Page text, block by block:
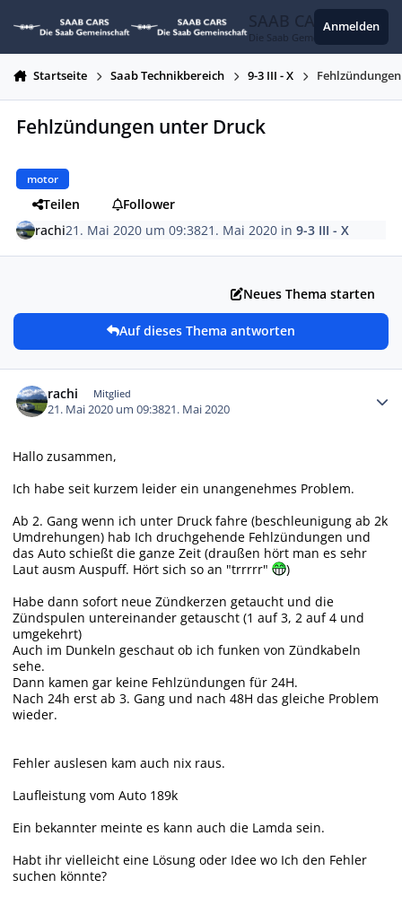
SAAB CARS
Die Saab Gemeinschaft
Anmelden
Startseite Saab Technikbereich 9-3 III - X
Fehlzündungen unter Druck
motor
Teilen
Follower
rachi21. Mai 2020 um 09:3821. Mai 2020 in9-3 III - X
Neues Thema starten
Auf dieses Thema antworten
rachi Mitglied
21. Mai 2020 um 09:3821. Mai 2020
Hallo zusammen,
Ich habe seit kurzem leider ein unangenehmes Problem.
Ab 2. Gang wenn ich unter Druck fahre (beschleunigung ab 2k
Umdrehungen) hab Ich druchgehende Fehlzündungen und
das Auto schießt die ganze Zeit (draußen hört man es sehr
Laut ausm Auspuff. Hört sich so an "trrrrr"
)
Habe dann sofort neue Zündkerzen getaucht und die
Zündspulen untereinander getauscht (1 auf 3, 2 auf 4 und
umgekehrt)
Auch im Dunkeln geschaut ob ich funken von Zündkabeln
sehe.
Dann kamen gar keine Fehlzündungen für 24H.
Nach 24h erst ab 3. Gang und nach 48H das gleiche Problem
wieder.
Fehler auslesen kam auch nix raus.
Laufleistung vom Auto 189k
Ein bekannter meinte es kann auch die Lamda sein.
Habt ihr vielleicht eine Lösung oder Idee wo Ich den Fehler
suchen könnte?